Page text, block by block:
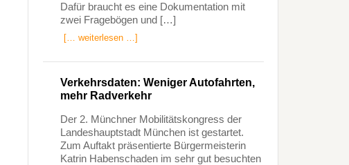
Dafür braucht es eine Dokumentation mit
zwei Fragebögen und […]
[… weiterlesen …]
Verkehrsdaten: Weniger Autofahrten,
mehr Radverkehr
Der 2. Münchner Mobilitätskongress der
Landeshauptstadt München ist gestartet.
Zum Auftakt präsentierte Bürgermeisterin
Katrin Habenschaden im sehr gut besuchten